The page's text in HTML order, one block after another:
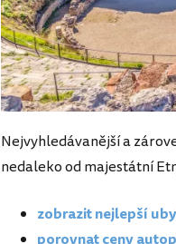
Nejvyhledávanější a
nedaleko od majestátní
zobrazit nejlepší
porovnat ceny